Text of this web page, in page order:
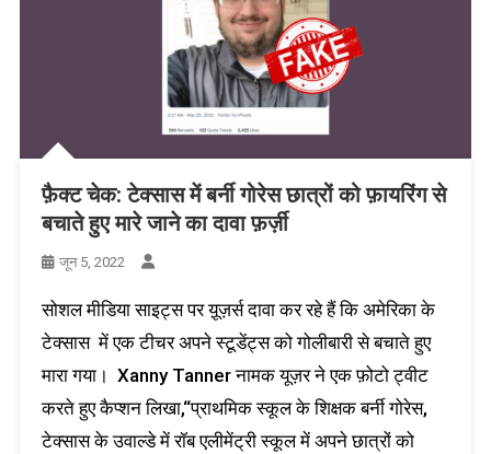
फ़ैक्ट चेक: टेक्सास में बर्नी गोरेस छात्रों को फ़ायरिंग से
बचाते हुए मारे जाने का दावा फ़र्ज़ी
जून 5, 2022
सोशल मीडिया साइट्स पर यू़ज़र्स दावा कर रहे हैं कि अमेरिका के
टेक्सास में एक टीचर अपने स्टूडेंट्स को गोलीबारी से बचाते हुए
मारा गया। Xanny Tanner नामक यूज़र ने एक फ़ोटो ट्वीट
करते हुए कैप्शन लिखा,“प्राथमिक स्कूल के शिक्षक बर्नी गोरेस,
टेक्सास के उवाल्डे में रॉब एलीमेंट्री स्कूल में अपने छात्रों को